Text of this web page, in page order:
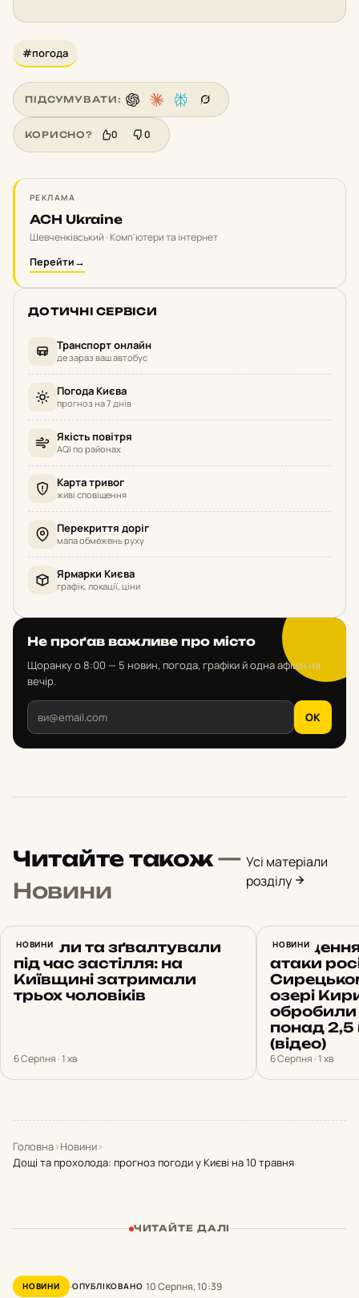
#погода
ПІДСУМУВАТИ:
КОРИСНО? 0 0
РЕКЛАМА
ACH Ukraine
Шевченківський · Комп'ютери та інтернет
Перейти→
ДОТИЧНІ СЕРВІСИ
Транспорт онлайн
де зараз ваш автобус
Погода Києва
прогноз на 7 днів
Якість повітря
AQI по районах
Карта тривог
живі сповіщення
Перекриття доріг
мапа обмежень руху
Ярмарки Києва
графік, локації, ціни
Не проґав важливе про місто
Щоранку о 8:00 — 5 новин, погода, графіки й одна афіша на
вечір.
OK
Читайте також—
Новини
Усі матеріали
розділу
НОВИНИ
Напали та зґвалтували
під час застілля: на
Київщині затримали
трьох чоловіків
6 Серпня · 1 хв
НОВИНИ
атаки
озері
понад 2,5
(відео)
6 Серпня · 1 хв
Головна›Новини›
Дощі та прохолода: прогноз погоди у Києві на 10 травня
ЧИТАЙТЕ ДАЛІ
НОВИНИ ОПУБЛІКОВАНО 10 Серпня, 10:39